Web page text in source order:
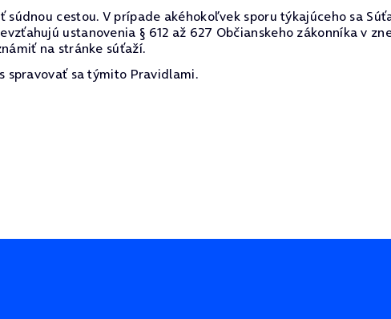
cestou. V prípade akéhokoľvek sporu týkajúceho sa
ustanovenia § 612 až 627 Občianskeho zákonníka v
na stránke súťaží.
spravovať sa týmito Pravidlami.